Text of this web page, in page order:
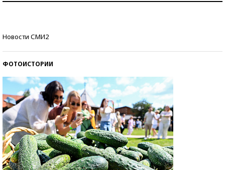
Новости СМИ2
ФОТОИСТОРИИ